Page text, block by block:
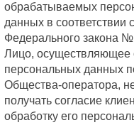
обрабатываемых
данных в соответствии
Федерального закона
Лицо, осуществляющее
персональных данных
Общества-оператора,
получать согласие
обработку его